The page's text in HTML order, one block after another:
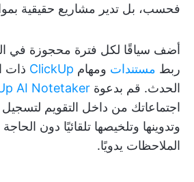
فحسب، بل تدير مشاريع حقيقية
أضف سياقًا لكل فترة محجوزة في
ربط مستندات ومهام ClickUp ذات
الحدث. قم بدعوة AI Notetaker
اجتماعاتك من داخل التقويم لتسجيل
وتدوينها وتلخيصها تلقائيًا دون
الملاحظات يدويًا.